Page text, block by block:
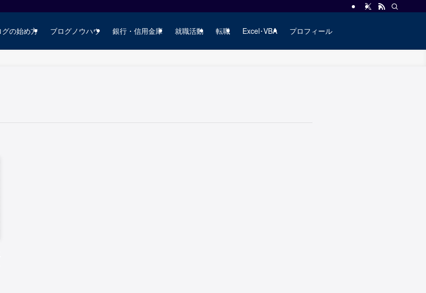
グの始め方 ブログノウハウ 銀行・信用金庫 就職活動 転職 Excel･VBA プロフィール